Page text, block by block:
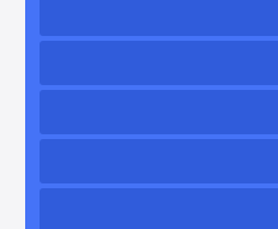
منتشر شد